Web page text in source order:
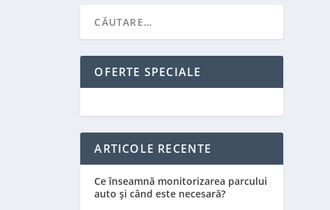
OFERTE SPECIALE
ARTICOLE RECENTE
Ce înseamnă monitorizarea parcului
auto și când este necesară?